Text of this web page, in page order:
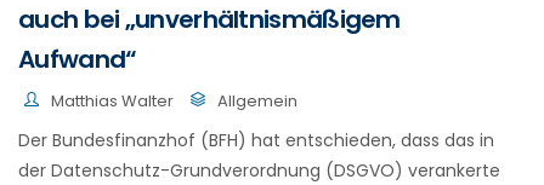
auch bei „unverhältnismäßigem
Aufwand“
Matthias Walter Allgemein
Der Bundesfinanzhof (BFH) hat entschieden, dass das in
der Datenschutz-Grundverordnung (DSGVO) verankerte